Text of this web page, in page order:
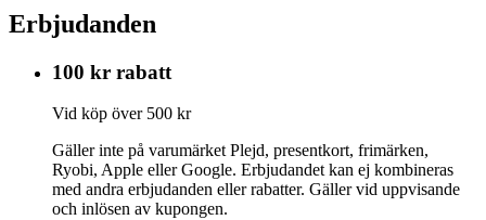
Erbjudanden
100 kr rabatt
Vid köp över 500 kr
Gäller inte på varumärket Plejd, presentkort, frimärken,
Ryobi, Apple eller Google. Erbjudandet kan ej kombineras
med andra erbjudanden eller rabatter. Gäller vid uppvisande
och inlösen av kupongen.